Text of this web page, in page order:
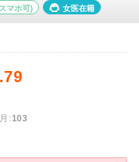
マホ可) 女医在籍
:103